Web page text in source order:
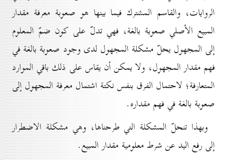
الروايات، والقاسم المشترك فيما بينها هو صعوبة معرفة مقدار
المبيع الأصلي صعوبة بالغة، فهي تدلّ على كون ضمّ المعلوم
إلى المجهول يحلّ مشكلة المجهول لدى وجود صعوبة بالغة في
فهم مقدار المجهول، ولا يمكن أن يقاس على ذلك باقي الموارد
المتعارفة؛ لاحتمال الفرق بنفس نكتة اشتمال معرفة المجهول إلى
صعوبة بالغة في فهم مقداره.
وبهذا تنحلّ المشكلة التي طرحناها، وهي مشكلة الاضطرار
إلى رفع اليد عن شرط معلومية مقدار المبيع.